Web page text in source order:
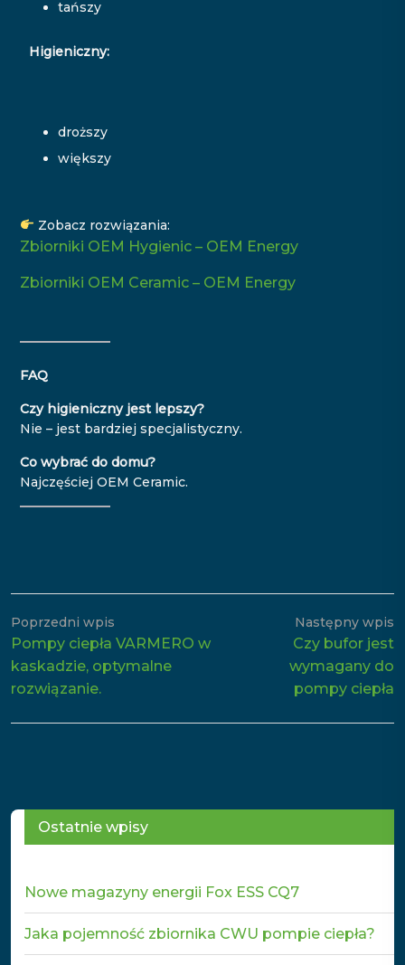
tańszy
Higieniczny:
droższy
większy
Zobacz rozwiązania:
Zbiorniki OEM Hygienic – OEM Energy
Zbiorniki OEM Ceramic – OEM Energy
FAQ
Czy higieniczny jest lepszy?
Nie – jest bardziej specjalistyczny.
Co wybrać do domu?
Najczęściej OEM Ceramic.
Poprzedni wpis
Pompy ciepła VARMERO w
kaskadzie, optymalne
rozwiązanie.
Następny wpis
Czy bufor jest
wymagany do
pompy ciepła
Ostatnie wpisy
Nowe magazyny energii Fox ESS CQ7
Jaka pojemność zbiornika CWU pompie ciepła?